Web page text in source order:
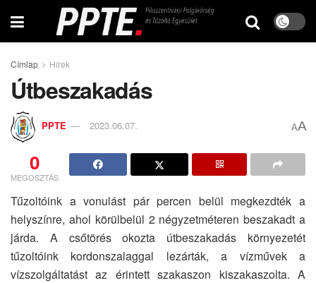
Címlap Hírek
Útbeszakadás
PPTE 2023.06.07. AA
0
MEGOSZTÁS
Tűzoltóink a vonulást pár percen belül megkezdték a
helyszínre, ahol körülbelül 2 négyzetméteren beszakadt a
járda. A csőtörés okozta útbeszakadás környezetét
tűzoltóink kordonszalaggal lezárták, a vízművek a
vízszolgáltatást az érintett szakaszon kiszakaszolta. A